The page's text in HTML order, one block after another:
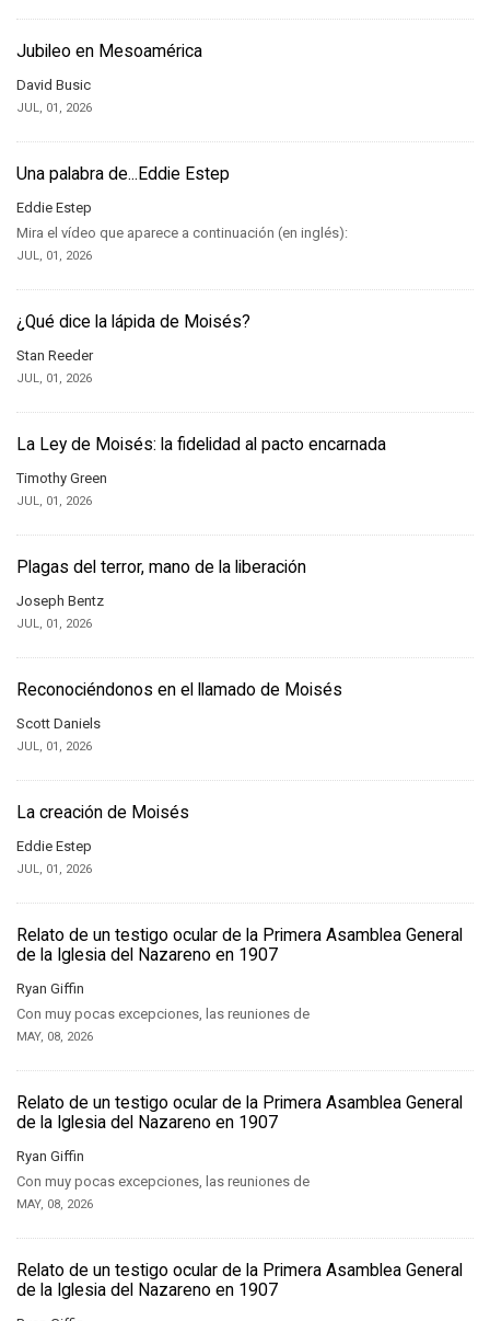
Jubileo en Mesoamérica
David Busic
JUL, 01, 2026
Una palabra de...Eddie Estep
Eddie Estep
Mira el vídeo que aparece a continuación (en inglés):
JUL, 01, 2026
¿Qué dice la lápida de Moisés?
Stan Reeder
JUL, 01, 2026
La Ley de Moisés: la fidelidad al pacto encarnada
Timothy Green
JUL, 01, 2026
Plagas del terror, mano de la liberación
Joseph Bentz
JUL, 01, 2026
Reconociéndonos en el llamado de Moisés
Scott Daniels
JUL, 01, 2026
La creación de Moisés
Eddie Estep
JUL, 01, 2026
Relato de un testigo ocular de la Primera Asamblea General
de la Iglesia del Nazareno en 1907
Ryan Giffin
Con muy pocas excepciones, las reuniones de
MAY, 08, 2026
Relato de un testigo ocular de la Primera Asamblea General
de la Iglesia del Nazareno en 1907
Ryan Giffin
Con muy pocas excepciones, las reuniones de
MAY, 08, 2026
Relato de un testigo ocular de la Primera Asamblea General
de la Iglesia del Nazareno en 1907